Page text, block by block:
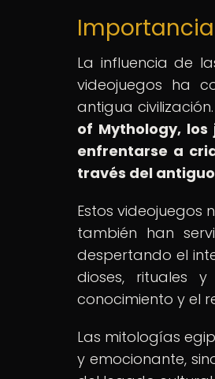
La influencia de
videojuegos ha
antigua civilización.
of Mythology,
enfrentarse a
través del
Estos videojuegos
también han
despertando el
dioses, rituales
conocimiento y el
Las mitologías
y emocionante,